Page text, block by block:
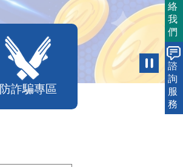
防詐騙專區
絡
我
們
諮
詢
服
務